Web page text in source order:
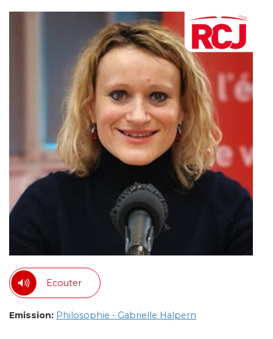
Ecouter
Emission: Philosophie - Gabrielle Halpern